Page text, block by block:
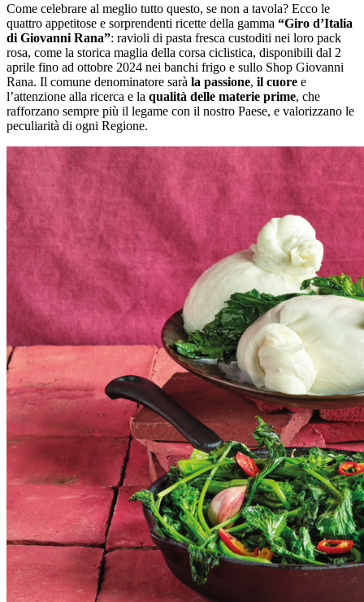
Come celebrare al meglio tutto questo, se non a tavola? Ecco le
quattro appetitose e sorprendenti ricette della gamma “Giro d’Italia
di Giovanni Rana”: ravioli di pasta fresca custoditi nei loro pack
rosa, come la storica maglia della corsa ciclistica, disponibili dal 2
aprile fino ad ottobre 2024 nei banchi frigo e sullo Shop Giovanni
Rana. Il comune denominatore sarà la passione, il cuore e
l’attenzione alla ricerca e la qualità delle materie prime, che
rafforzano sempre più il legame con il nostro Paese, e valorizzano le
peculiarità di ogni Regione.